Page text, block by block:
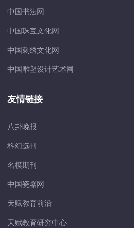
中国书法网
中国珠宝文化网
中国刺绣文化网
中国雕塑设计艺术网
友情链接
八卦晚报
科幻选刊
名模期刊
中国瓷器网
天赋教育前沿
天赋教育研究中心